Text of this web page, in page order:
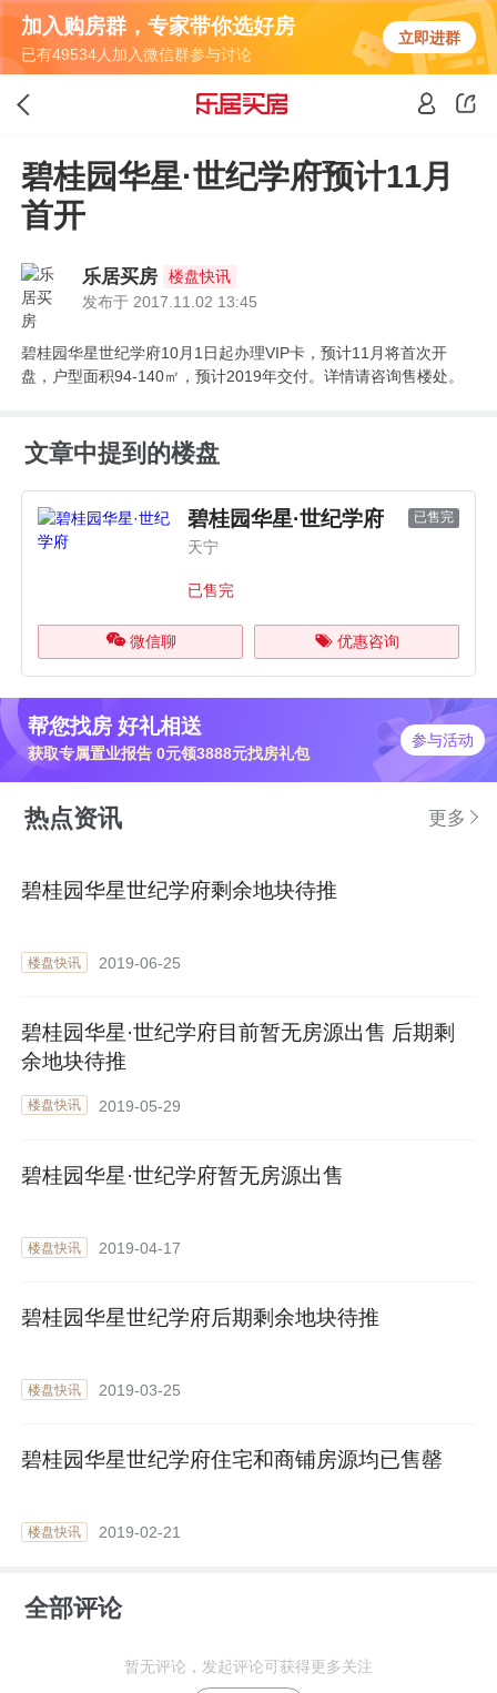
加入购房群，专家带你选好房
已有49534人加入微信群参与讨论
立即进群
碧桂园华星·世纪学府预计11月
首开
乐居买房
楼盘快讯
发布于 2017.11.02 13:45
碧桂园华星世纪学府10月1日起办理VIP卡，预计11月将首次开
盘，户型面积94-140㎡，预计2019年交付。详情请咨询售楼处。
文章中提到的楼盘
碧桂园华星·世纪学府 已售完
天宁
已售完
微信聊 优惠咨询
帮您找房 好礼相送
获取专属置业报告 0元领3888元找房礼包
参与活动
热点资讯 更多
碧桂园华星世纪学府剩余地块待推
楼盘快讯 2019-06-25
碧桂园华星·世纪学府目前暂无房源出售 后期剩
余地块待推
楼盘快讯 2019-05-29
碧桂园华星·世纪学府暂无房源出售
楼盘快讯 2019-04-17
碧桂园华星世纪学府后期剩余地块待推
楼盘快讯 2019-03-25
碧桂园华星世纪学府住宅和商铺房源均已售罄
楼盘快讯 2019-02-21
全部评论
暂无评论，发起评论可获得更多关注